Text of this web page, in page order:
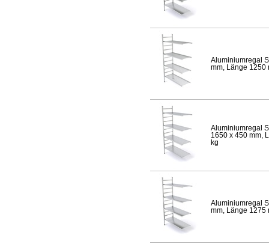
Aluminiumregal
mm, Länge 1250
Aluminiumregal
1650 x 450 mm,
kg
Aluminiumregal
mm, Länge 1275